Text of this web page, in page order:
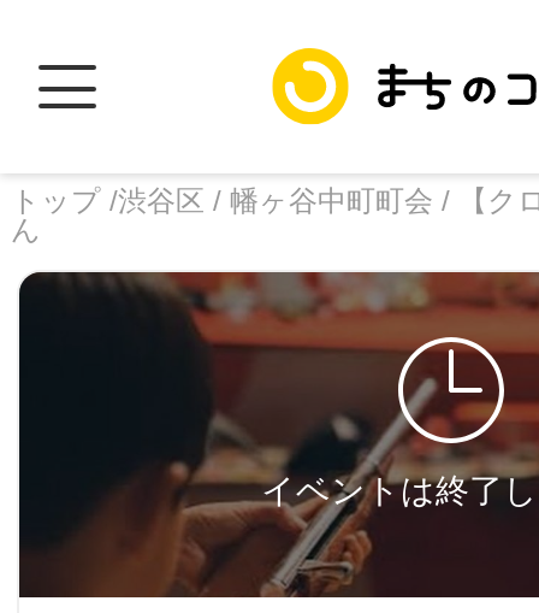
トップ /渋谷区 / 幡ヶ谷中町町会 /
【ク
ん
イベントは終了
facebook
X
LINE
トップ
加盟スポットに